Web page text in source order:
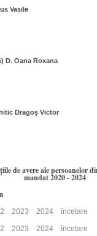
Vasile
D. Oana Roxana
Dragoș Victor
de avere ale persoanelor
mandat 2020 - 2024
2023 2024 încetare
2023 2024 încetare